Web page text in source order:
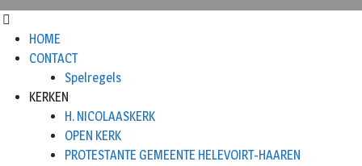
HOME
CONTACT
Spelregels
KERKEN
H. NICOLAASKERK
OPEN KERK
PROTESTANTE GEMEENTE HELEVOIRT-HAAREN